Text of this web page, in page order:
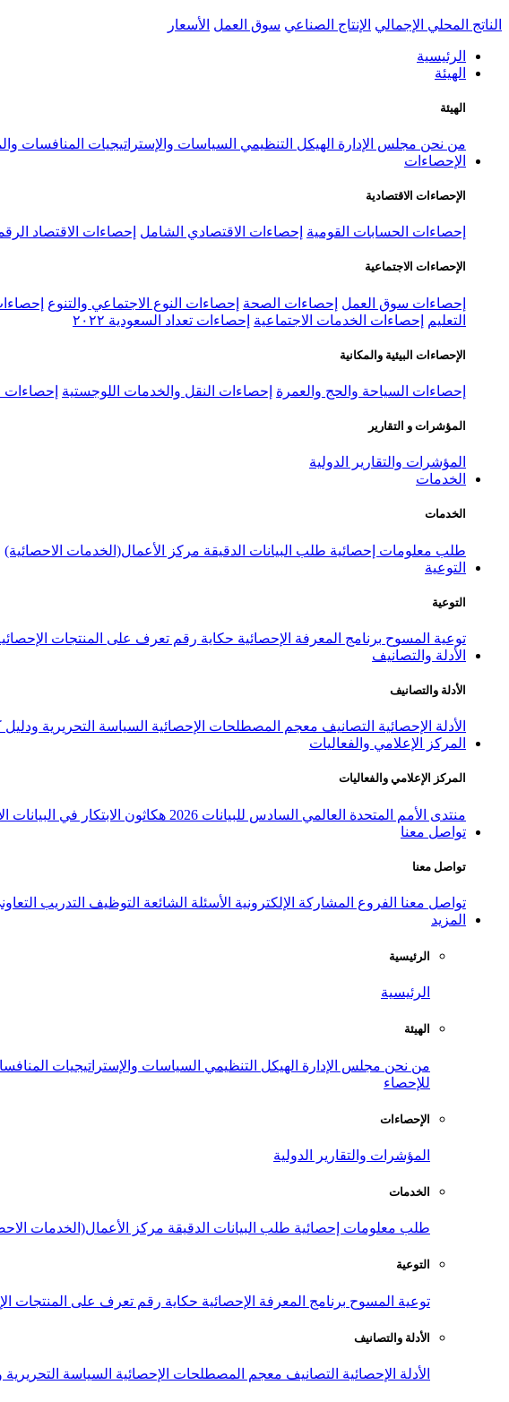
الناتج المحلي الإجمالي الإنتاج الصناعي سوق العمل الأسعار
الرئيسية
الهيئة
الهيئة
من نحن مجلس الإدارة الهيكل التنظيمي السياسات والإستراتيجيات المنافسات
الإحصاءات
الإحصاءات الاقتصادية
إحصاءات الحسابات القومية إحصاءات الاقتصادي الشامل إحصاءات الاقتصاد
الإحصاءات الاجتماعية
إحصاءات سوق العمل إحصاءات الصحة إحصاءات النوع الاجتماعي والتنوع
التعليم
إحصاءات الخدمات الاجتماعية إحصاءات تعداد السعودية ٢٠٢٢
الإحصاءات البيئية والمكانية
إحصاءات السياحة والحج والعمرة إحصاءات النقل والخدمات اللوجستية إحصاءات
المؤشرات و التقارير
المؤشرات والتقارير الدولية
الخدمات
الخدمات
طلب معلومات إحصائية طلب البيانات الدقيقة مركز الأعمال(الخدمات الاحصائية)
التوعية
التوعية
توعية المسوح برنامج المعرفة الإحصائية حكاية رقم تعرف على المنتجات
الأدلة والتصانيف
الأدلة والتصانيف
الأدلة الإحصائية التصانيف معجم المصطلحات الإحصائية السياسة التحريرية ودليل
المركز الإعلامي والفعاليات
المركز الإعلامي والفعاليات
منتدى الأمم المتحدة العالمي السادس للبيانات 2026 هكاثون الابتكار في البيانات
تواصل معنا
تواصل معنا
تواصل معنا الفروع المشاركة الإلكترونية الأسئلة الشائعة التوظيف التدريب
المزيد
الرئيسية
الرئيسية
الهيئة
من نحن مجلس الإدارة الهيكل التنظيمي السياسات والإستراتيجيات
للإحصاء
الإحصاءات
المؤشرات والتقارير الدولية
الخدمات
طلب معلومات إحصائية طلب البيانات الدقيقة مركز الأعمال(الخدمات
التوعية
توعية المسوح برنامج المعرفة الإحصائية حكاية رقم تعرف على المنتجات
الأدلة والتصانيف
الأدلة الإحصائية التصانيف معجم المصطلحات الإحصائية السياسة التحريرية